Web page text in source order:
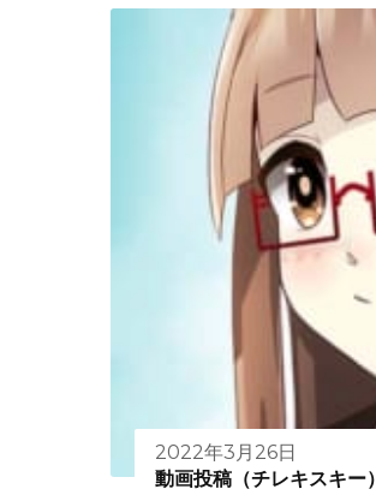
2022年3月26日
動画投稿（チレキスキー）